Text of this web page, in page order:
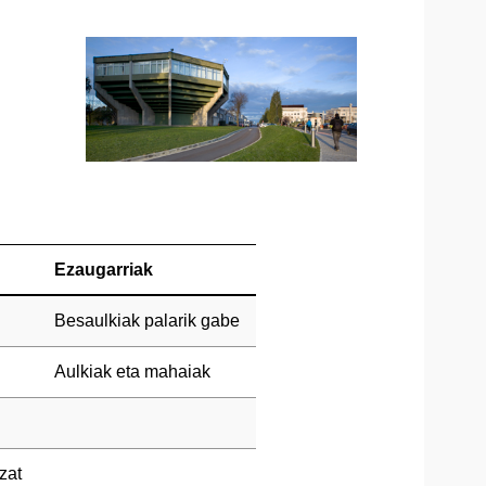
Ezaugarriak
Besaulkiak palarik gabe
Aulkiak eta mahaiak